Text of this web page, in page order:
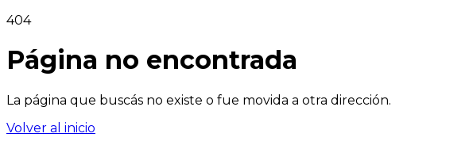
404
Página no encontrada
La página que buscás no existe o fue movida a otra dirección.
Volver al inicio